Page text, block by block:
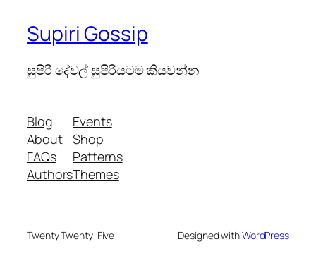
Supiri Gossip
සුපිරි දේවල් සුපිරියටම කියවන්න
Blog
About
FAQs
Authors
Events
Shop
Patterns
Themes
Twenty Twenty-Five Designed withWordPress